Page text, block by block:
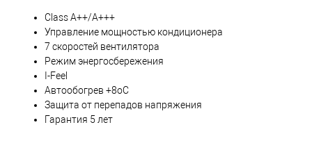
Class A++/A+++
Управление мощностью кондиционера
7 скоростей вентилятора
Режим энергосбережения
I-Feel
Автообогрев +8оС
Защита от перепадов напряжения
Гарантия 5 лет